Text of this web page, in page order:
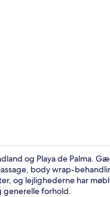
og Playa de Palma.
body wrap-
og lejlighederne har
generelle forhold.